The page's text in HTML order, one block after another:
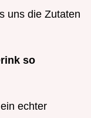
uns die Zutaten
so
echter